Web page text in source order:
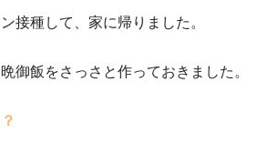
接種して、家に帰りました。
御飯をさっさと作っておきました。